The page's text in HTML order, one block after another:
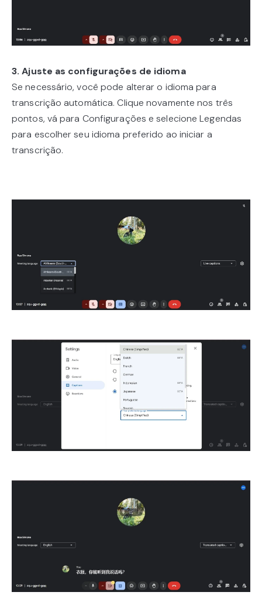
3. Ajuste as configurações de idioma
Se necessário, você pode alterar o idioma para
transcrição automática. Clique novamente nos três
pontos, vá para Configurações e selecione Legendas
para escolher seu idioma preferido ao iniciar a
transcrição.